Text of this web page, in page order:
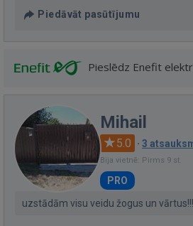
Piedāvāt pasūtījumu
Pieslēdz Enefit
Mihail
5.0 · 3
Bija vietnē: Pirms 9 st.
PRO
uzstādām visu veidu žogus un vārtus!!!